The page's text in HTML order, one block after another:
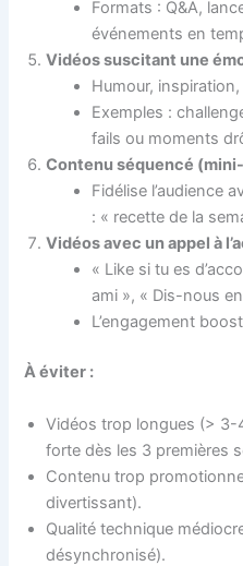
Formats : Q&A,
événements en
Vidéos suscitant une
Humour,
Exemples :
fails ou moments
Contenu séquencé
Fidélise l’audience
: « recette de la
Vidéos avec un appel à
« Like si tu es
ami », « Dis-nous
L’engagement
À éviter :
Vidéos trop longues (>
forte dès les 3 premières
Contenu trop
divertissant).
Qualité technique
désynchronisé).